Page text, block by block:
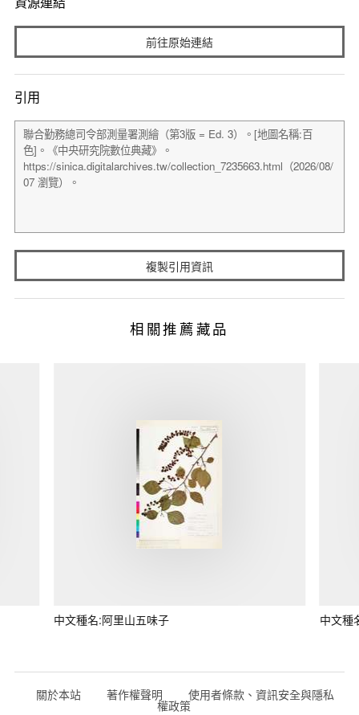
前往原始連結
引用
複製引用資訊
相關推薦藏品
中文種名:阿里山五味子 中文種
關於本站 著作權聲明 使用者條款、資訊安全與隱私
權政策